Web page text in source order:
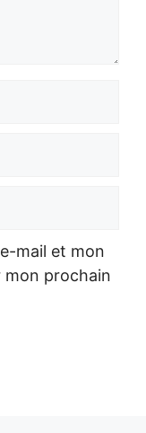
mail et mon
mon prochain